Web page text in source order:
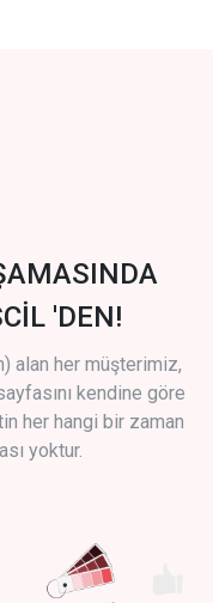
'DEN!
alan her müşterimiz,
kendine göre
her hangi bir zaman
yoktur.